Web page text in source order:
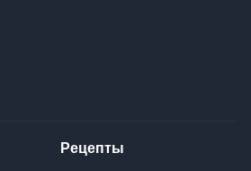
Рецепты